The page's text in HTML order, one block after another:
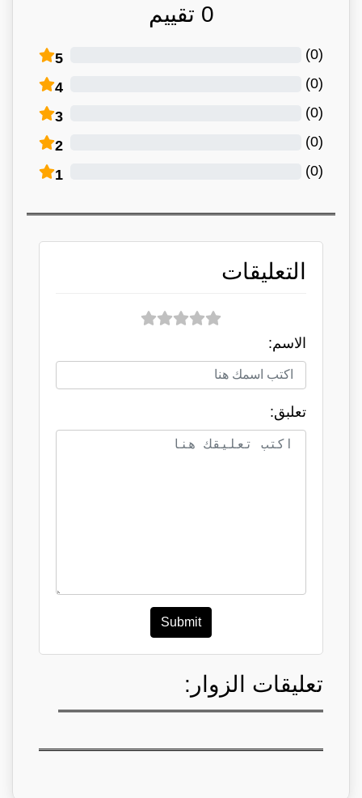
0 تقييم
5 (
0
)
4 (
0
)
3 (
0
)
2 (
0
)
1 (
0
)
التعليقات
الاسم:
تعلبق:
Submit
تعليقات الزوار: